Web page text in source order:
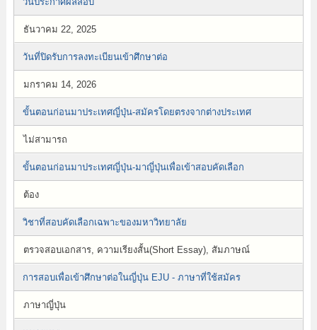
ธันวาคม 22, 2025
วันที่ปิดรับการลงทะเบียนเข้าศึกษาต่อ
มกราคม 14, 2026
ขั้นตอนก่อนมาประเทศญี่ปุ่น-สมัครโดยตรงจากต่างประเทศ
ไม่สามารถ
ขั้นตอนก่อนมาประเทศญี่ปุ่น-มาญี่ปุ่นเพื่อเข้าสอบคัดเลือก
ต้อง
วิชาที่สอบคัดเลือกเฉพาะของมหาวิทยาลัย
ตรวจสอบเอกสาร, ความเรียงสั้น(Short Essay), สัมภาษณ์
การสอบเพื่อเข้าศึกษาต่อในญี่ปุ่น EJU - ภาษาที่ใช้สมัคร
ภาษาญี่ปุ่น